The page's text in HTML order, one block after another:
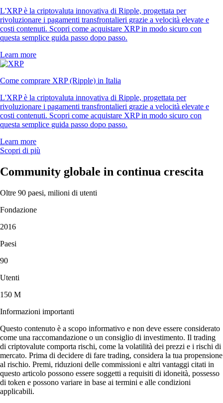
L'XRP è la criptovaluta innovativa di Ripple, progettata per
rivoluzionare i pagamenti transfrontalieri grazie a velocità elevate e
costi contenuti. Scopri come acquistare XRP in modo sicuro con
questa semplice guida passo dopo passo.
Learn more
Come comprare XRP (Ripple) in Italia
L'XRP è la criptovaluta innovativa di Ripple, progettata per
rivoluzionare i pagamenti transfrontalieri grazie a velocità elevate e
costi contenuti. Scopri come acquistare XRP in modo sicuro con
questa semplice guida passo dopo passo.
Learn more
Scopri di più
Community globale in continua crescita
Oltre 90 paesi, milioni di utenti
Fondazione
2016
Paesi
90
Utenti
150 M
Informazioni importanti
Questo contenuto è a scopo informativo e non deve essere considerato
come una raccomandazione o un consiglio di investimento. Il trading
di criptovalute comporta rischi, come la volatilità dei prezzi e i rischi di
mercato. Prima di decidere di fare trading, considera la tua propensione
al rischio. Premi, riduzioni delle commissioni e altri vantaggi citati in
questo articolo possono essere soggetti a requisiti di idoneità, possesso
di token e possono variare in base ai termini e alle condizioni
applicabili.